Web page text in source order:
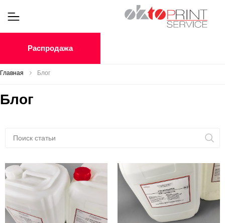
Распродажа
Главная Блог
Блог